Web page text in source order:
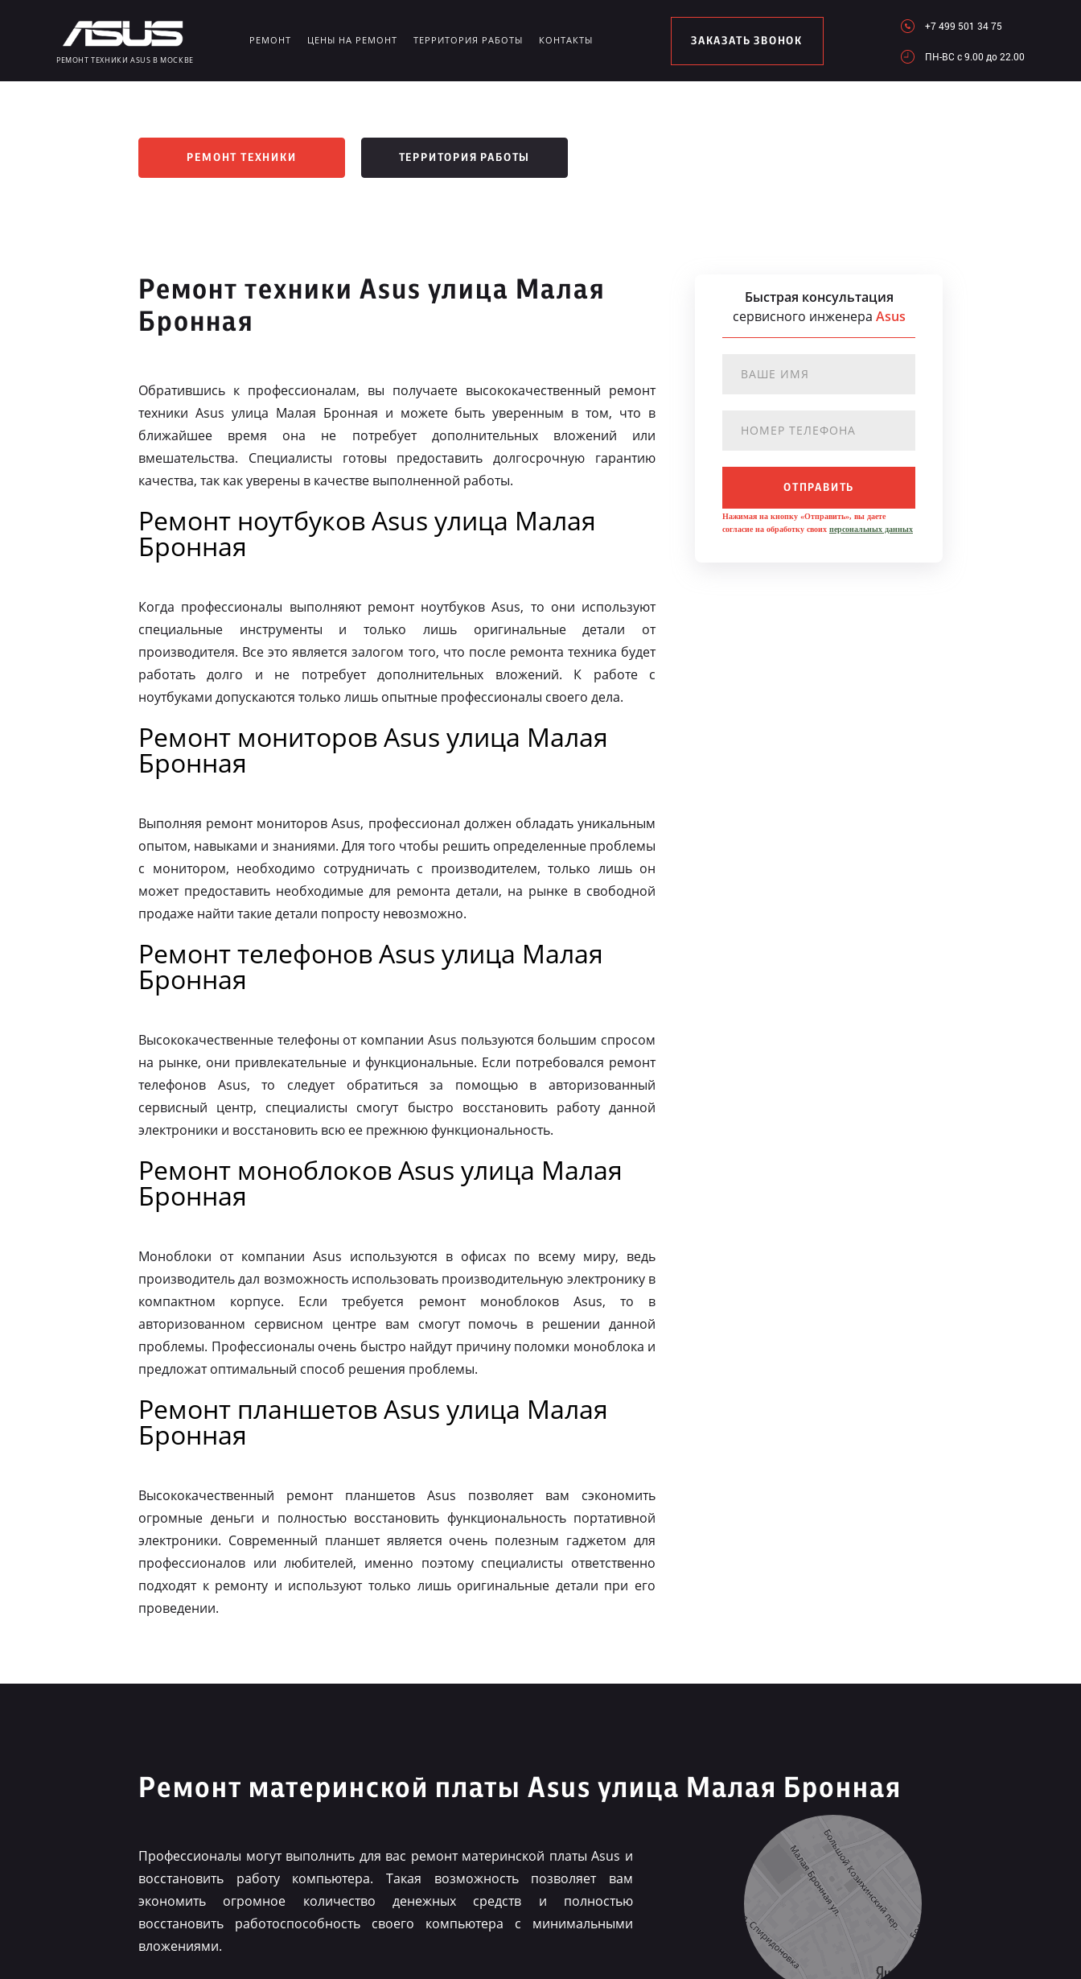
РЕМОНТ ТЕХНИКИ ASUS В МОСКВЕ
РЕМОНТ ЦЕНЫ НА РЕМОНТ ТЕРРИТОРИЯ РАБОТЫ КОНТАКТЫ ЗАКАЗАТЬ ЗВОНОК
+7 499 501 34 75
ПН-ВC c 9.00 до 22.00
РЕМОНТ ТЕХНИКИ ТЕРРИТОРИЯ РАБОТЫ
Ремонт техники Asus улица Малая
Бронная
Обратившись к профессионалам, вы получаете высококачественный ремонт
техники Asus улица Малая Бронная и можете быть уверенным в том, что в
ближайшее время она не потребует дополнительных вложений или
вмешательства. Специалисты готовы предоставить долгосрочную гарантию
качества, так как уверены в качестве выполненной работы.
Ремонт ноутбуков Asus улица Малая
Бронная
Когда профессионалы выполняют ремонт ноутбуков Asus, то они используют
специальные инструменты и только лишь оригинальные детали от
производителя. Все это является залогом того, что после ремонта техника будет
работать долго и не потребует дополнительных вложений. К работе с
ноутбуками допускаются только лишь опытные профессионалы своего дела.
Ремонт мониторов Asus улица Малая
Бронная
Выполняя ремонт мониторов Asus, профессионал должен обладать уникальным
опытом, навыками и знаниями. Для того чтобы решить определенные проблемы
с монитором, необходимо сотрудничать с производителем, только лишь он
может предоставить необходимые для ремонта детали, на рынке в свободной
продаже найти такие детали попросту невозможно.
Ремонт телефонов Asus улица Малая
Бронная
Высококачественные телефоны от компании Asus пользуются большим спросом
на рынке, они привлекательные и функциональные. Если потребовался ремонт
телефонов Asus, то следует обратиться за помощью в авторизованный
сервисный центр, специалисты смогут быстро восстановить работу данной
электроники и восстановить всю ее прежнюю функциональность.
Ремонт моноблоков Asus улица Малая
Бронная
Моноблоки от компании Asus используются в офисах по всему миру, ведь
производитель дал возможность использовать производительную электронику в
компактном корпусе. Если требуется ремонт моноблоков Asus, то в
авторизованном сервисном центре вам смогут помочь в решении данной
проблемы. Профессионалы очень быстро найдут причину поломки моноблока и
предложат оптимальный способ решения проблемы.
Ремонт планшетов Asus улица Малая
Бронная
Высококачественный ремонт планшетов Asus позволяет вам сэкономить
огромные деньги и полностью восстановить функциональность портативной
электроники. Современный планшет является очень полезным гаджетом для
профессионалов или любителей, именно поэтому специалисты ответственно
подходят к ремонту и используют только лишь оригинальные детали при его
проведении.
Быстрая консультация
сервисного инженера Asus
ОТПРАВИТЬ
Нажимая на кнопку «Отправить», вы даете
согласие на обработку своих персональных данных
Ремонт материнской платы Asus улица Малая Бронная
Профессионалы могут выполнить для вас ремонт материнской платы Asus и
восстановить работу компьютера. Такая возможность позволяет вам
экономить огромное количество денежных средств и полностью
восстановить работоспособность своего компьютера с минимальными
вложениями.